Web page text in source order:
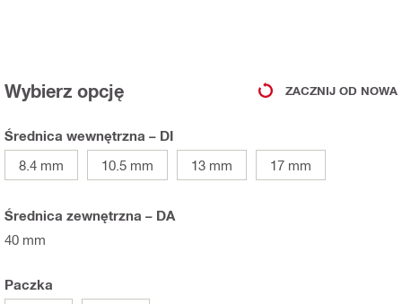
Wybierz opcję ZACZNIJ OD NOWA
Średnica wewnętrzna – DI
8.4 mm
10.5 mm 13 mm 17 mm
Średnica zewnętrzna – DA
40 mm
Paczka